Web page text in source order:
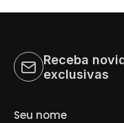
Receba
exclusivas
Seu nome